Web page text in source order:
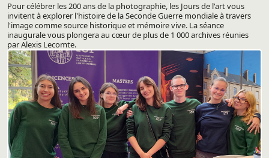
Pour célébrer les 200 ans de la photographie, les Jours de l'art vous
invitent à explorer l'histoire de la Seconde Guerre mondiale à travers
l'image comme source historique et mémoire vive. La séance
inaugurale vous plongera au cœur de plus de 1 000 archives réunies
par Alexis Lecomte.